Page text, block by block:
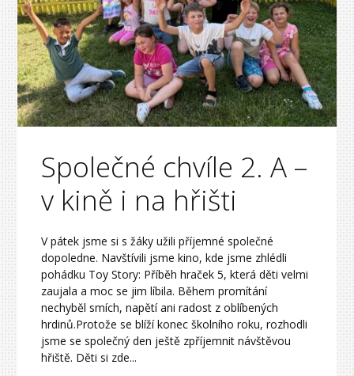
Společné chvíle 2. A –
v kině i na hřišti
V pátek jsme si s žáky užili příjemné společné
dopoledne. Navštívili jsme kino, kde jsme zhlédli
pohádku Toy Story: Příběh hraček 5, která děti velmi
zaujala a moc se jim líbila. Během promítání
nechyběl smích, napětí ani radost z oblíbených
hrdinů.Protože se blíží konec školního roku, rozhodli
jsme se společný den ještě zpříjemnit návštěvou
hřiště. Děti si zde...